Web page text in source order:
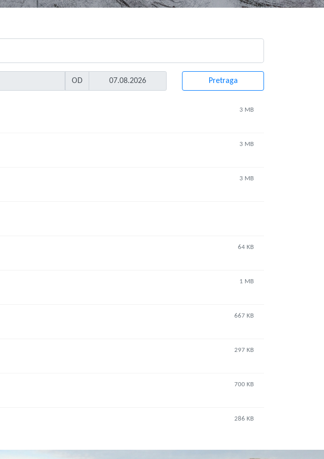
OD
3 MB
3 MB
3 MB
64 KB
1 MB
667 KB
297 KB
700 KB
286 KB